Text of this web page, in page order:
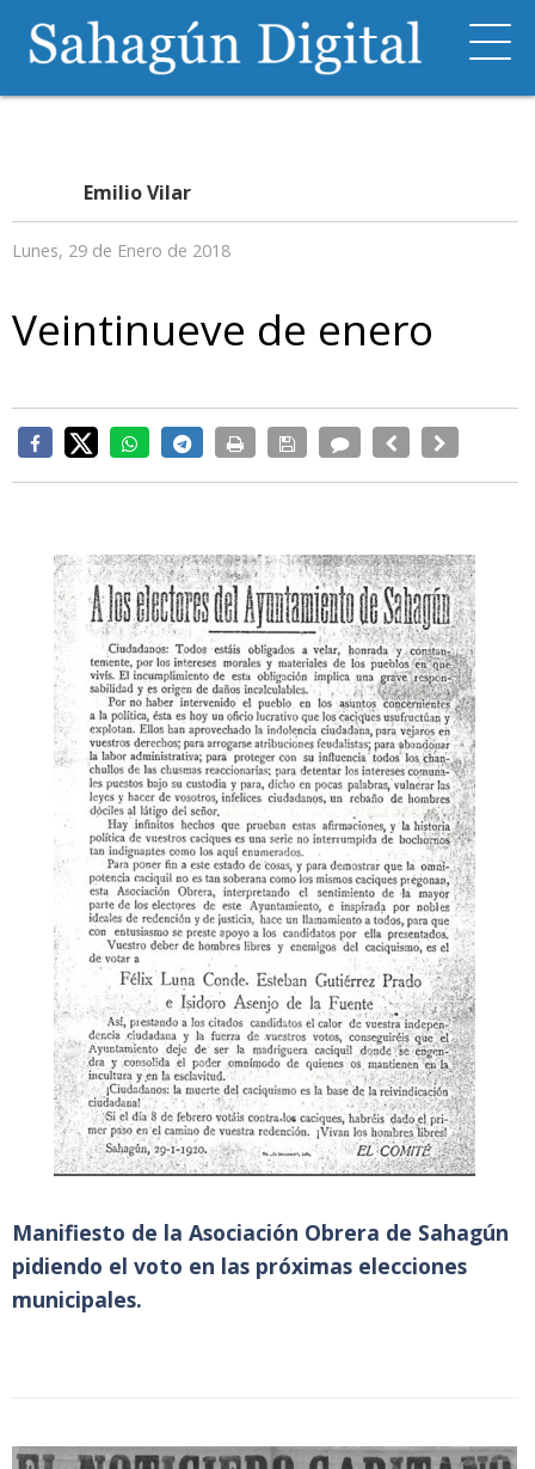
Emilio Vilar
Lunes, 29 de Enero de 2018
Veintinueve de enero
Manifiesto de la Asociación Obrera de Sahagún
pidiendo el voto en las próximas elecciones
municipales.